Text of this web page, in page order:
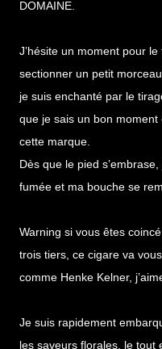
DOMAINE.
J’hésite un moment pour
sectionner un petit
je suis enchanté par le
que je sais un bon moment
cette marque.
Dès que le pied
fumée et ma bouche se
Warning si vous êtes
trois tiers, ce cigare va
comme Henke Kelner,
Je suis rapidement
les saveurs florales, le tout